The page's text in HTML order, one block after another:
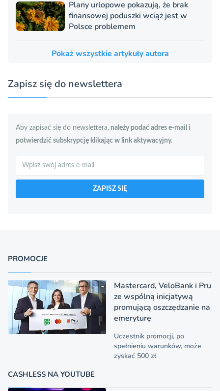
Plany urlopowe pokazują, że brak
finansowej poduszki wciąż jest w
Polsce problemem
Pokaż wszystkie artykuły autora
Zapisz się do newslettera
Aby zapisać się do newslettera, należy podać adres e-mail i
potwierdzić subskrypcję klikając w link aktywacyjny.
Szukaj
ZAPISZ SIĘ
PROMOCJE
Mastercard, VeloBank i Pru
ze wspólną inicjatywą
promującą oszczędzanie na
emeryturę
Uczestnik promocji, po
spełnieniu warunków, może
zyskać 500 zł
CASHLESS NA YOUTUBE